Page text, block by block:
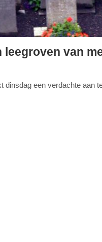
van
dinsdag een verdachte aan